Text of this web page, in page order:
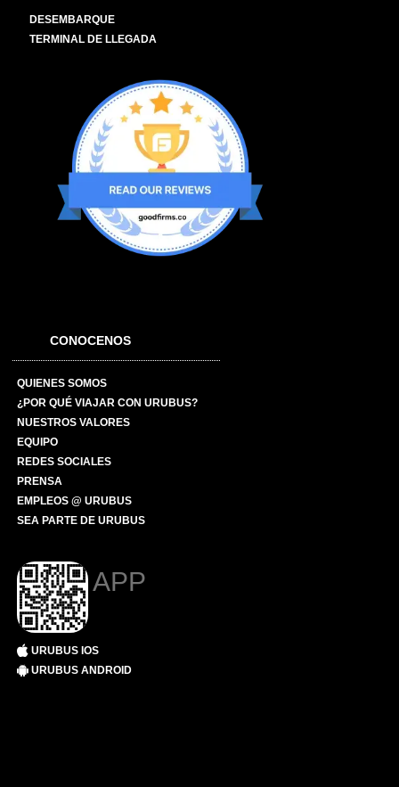
DESEMBARQUE
TERMINAL DE LLEGADA
CONOCENOS
QUIENES SOMOS
¿POR QUÉ VIAJAR CON URUBUS?
NUESTROS VALORES
EQUIPO
REDES SOCIALES
PRENSA
EMPLEOS @ URUBUS
SEA PARTE DE URUBUS
APP
URUBUS IOS
URUBUS ANDROID